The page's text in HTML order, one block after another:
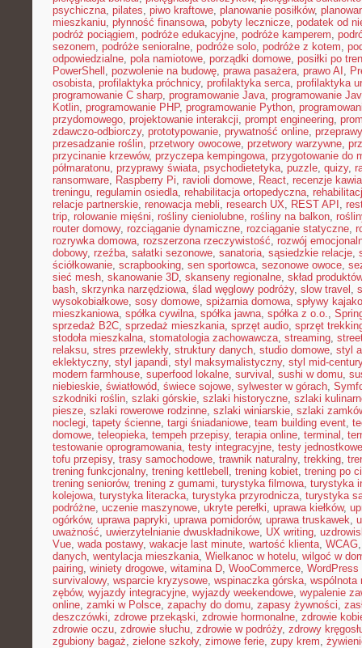
psychiczna, pilates, piwo kraftowe, planowanie posiłków,
mieszkaniu, płynność finansowa, pobyty lecznicze, podatek od
podróż pociągiem, podróże edukacyjne, podróże kamperem,
sezonem, podróże senioralne, podróże solo, podróże z kotem,
odpowiedzialne, pola namiotowe, porządki domowe, posiłki po
PowerShell , pozwolenie na budowę, prawa pasażera, prawo AI ,
osobista, profilaktyka próchnicy, profilaktyka serca, profilaktyka
programowanie C sharp, programowanie Java, programowanie
Kotlin, programowanie PHP, programowanie Python,
przydomowego, projektowanie interakcji, prompt engineering,
zdawczo-odbiorczy, prototypowanie, prywatność online,
przesadzanie roślin, przetwory owocowe, przetwory warzywne,
przycinanie krzewów, przyczepa kempingowa, przygotowanie do
półmaratonu, przyprawy świata, psychodietetyka, puzzle, quizy,
ransomware, Raspberry Pi, ravioli domowe, React, recenzje
treningu, regulamin osiedla, rehabilitacja ortopedyczna,
relacje partnerskie, renowacja mebli, research UX, REST API ,
trip, rolowanie mięśni, rośliny cieniolubne, rośliny na balkon,
router domowy, rozciąganie dynamiczne, rozciąganie statyczne,
rozrywka domowa, rozszerzona rzeczywistość, rozwój
dobowy, rzeźba, sałatki sezonowe, sanatoria, sąsiedzkie relacje,
ściółkowanie, scrapbooking, sen sportowca, sezonowe owoce,
sieć mesh, skanowanie 3D, skanseny regionalne, skład produktów
bash, skrzynka narzędziowa, ślad węglowy podróży, slow travel ,
wysokobiałkowe, sosy domowe, spiżarnia domowa, spływy
mieszkaniowa, spółka cywilna, spółka jawna, spółka z o.o.,
sprzedaż B2C, sprzedaż mieszkania, sprzęt audio, sprzęt
stodoła mieszkalna, stomatologia zachowawcza, streaming,
relaksu, stres przewlekły, struktury danych, studio domowe, styl
eklektyczny, styl japandi, styl maksymalistyczny, styl mid-century
modern farmhouse, superfood lokalne, survival , sushi w domu,
niebieskie, światłowód, świece sojowe, sylwester w górach,
szkodniki roślin, szlaki górskie, szlaki historyczne, szlaki
piesze, szlaki rowerowe rodzinne, szlaki winiarskie, szlaki
noclegi, tapety ścienne, targi śniadaniowe, team building event,
domowe, teleopieka, tempeh przepisy, terapia online, terminal ,
testowanie oprogramowania, testy integracyjne, testy jednostkowe
tofu przepisy, trasy samochodowe, trawnik naturalny, trekking,
trening funkcjonalny, trening kettlebell , trening kobiet, trening po
trening seniorów, trening z gumami, turystyka filmowa, turystyka
kolejowa, turystyka literacka, turystyka przyrodnicza, turystyka
podróżne, uczenie maszynowe, ukryte perełki, uprawa kiełków,
ogórków, uprawa papryki, uprawa pomidorów, uprawa truskawek,
uważność, uwierzytelnianie dwuskładnikowe, UX writing,
Vue, wada postawy, wakacje last minute, wartość klienta, WCAG
danych, wentylacja mieszkania, Wielkanoc w hotelu, wilgoć w
pairing, winiety drogowe, witamina D, WooCommerce, WordPress
survivalowy, wsparcie kryzysowe, wspinaczka górska, wspólnota
zębów, wyjazdy integracyjne, wyjazdy weekendowe, wypalenie
online, zamki w Polsce, zapachy do domu, zapasy żywności,
deszczówki, zdrowe przekąski, zdrowie hormonalne, zdrowie
zdrowie oczu, zdrowie słuchu, zdrowie w podróży, zdrowy
zgubiony bagaż, zielone szkoły, zimowe ferie, zupy krem,